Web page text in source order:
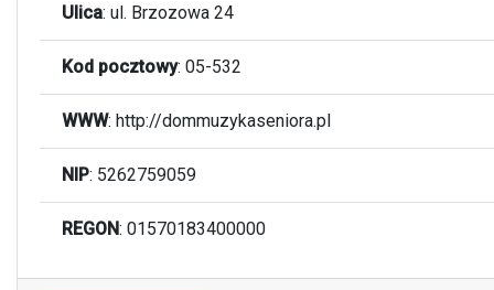
Ulica: ul. Brzozowa 24
Kod pocztowy: 05-532
WWW: http://dommuzykaseniora.pl
NIP: 5262759059
REGON: 01570183400000